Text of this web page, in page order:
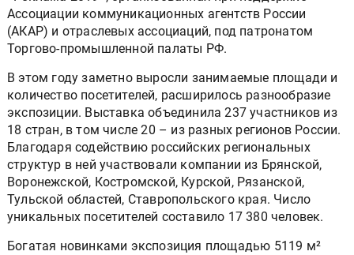
Ассоциации коммуникационных агентств России
(АКАР) и отраслевых ассоциаций, под патронатом
Торгово-промышленной палаты РФ.
В этом году заметно выросли занимаемые площади и
количество посетителей, расширилось разнообразие
экспозиции. Выставка объединила 237 участников из
18 стран, в том числе 20 – из разных регионов России.
Благодаря содействию российских региональных
структур в ней участвовали компании из Брянской,
Воронежской, Костромской, Курской, Рязанской,
Тульской областей, Ставропольского края. Число
уникальных посетителей составило 17 380 человек.
Богатая новинками экспозиция площадью 5119 м²